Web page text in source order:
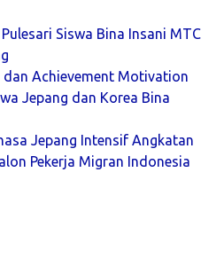
Siswa Bina Insani MTC
dan Achievement Motivation
Jepang dan Korea Bina
Jepang Intensif Angkatan
Pekerja Migran Indonesia